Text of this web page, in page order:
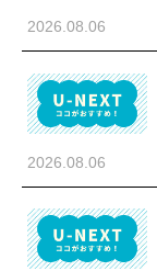
2026.08.06
2026.08.06